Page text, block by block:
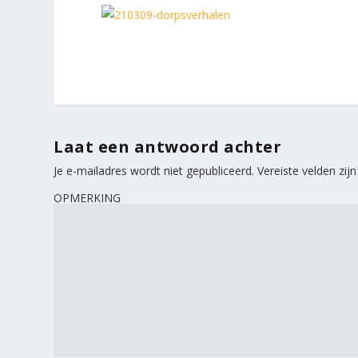
Laat een antwoord achter
Je e-mailadres wordt niet gepubliceerd. Vereiste velden
OPMERKING